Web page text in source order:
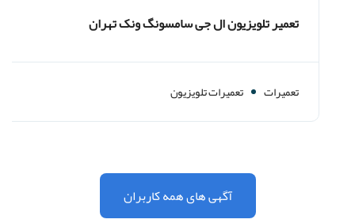
تعمیر تلویزیون ال جی سامسونگ ونک تهران
تعمیرات تعمیرات تلویزیون
آگهی های همه کاربران